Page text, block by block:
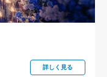
詳しく見る